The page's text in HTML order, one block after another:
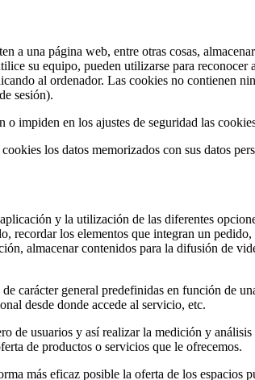
a una página web, entre otras cosas,
su equipo, pueden utilizarse para
al ordenador. Las cookies no contienen
sesión).
impiden en los ajustes de seguridad las
los datos memorizados con sus datos
y la utilización de las diferentes
los elementos que integran un
almacenar contenidos para la difusión de
carácter general predefinidas en función de
desde donde accede al servicio, etc.
de usuarios y así realizar la medición y
de productos o servicios que le ofrecemos.
más eficaz posible la oferta de los espacios